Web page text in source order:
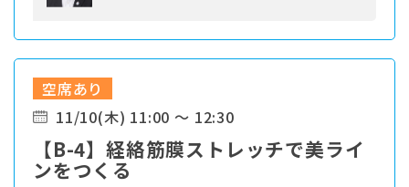
空席あり
11/10(木) 11:00 ～ 12:30
【B-4】経絡筋膜ストレッチで美ライ
ンをつくる